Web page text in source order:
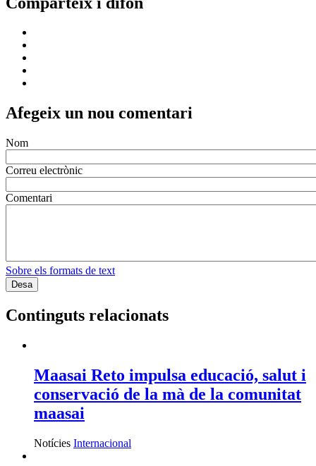
Afegeix un nou comentari
Nom
Correu electrònic
Comentari
Sobre els formats de text
Continguts relacionats
Maasai Reto impulsa educació, salut i
conservació de la mà de la comunitat
maasai
Notícies Internacional